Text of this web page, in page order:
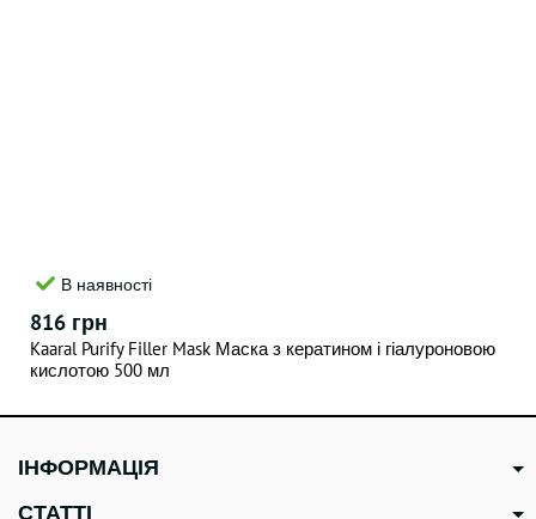
В наявності
816 грн
Kaaral Purify Filler Mask Маска з кератином і гіалуроновою
кислотою 500 мл
ІНФОРМАЦІЯ
СТАТТІ